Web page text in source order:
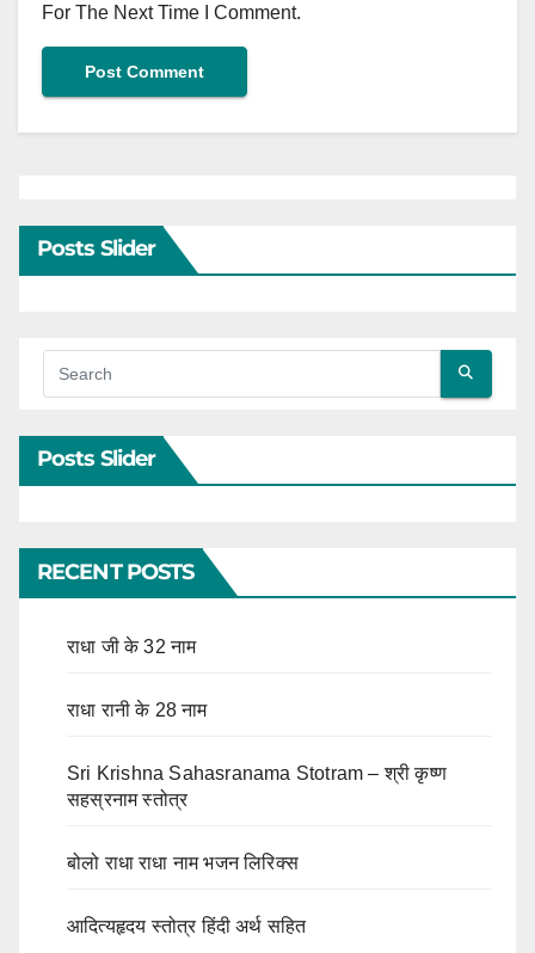
For The Next Time I Comment.
Posts Slider
Posts Slider
RECENT POSTS
राधा जी के 32 नाम
राधा रानी के 28 नाम
Sri Krishna Sahasranama Stotram – श्री कृष्ण
सहस्रनाम स्तोत्र
बोलो राधा राधा नाम भजन लिरिक्स
आदित्यहृदय स्तोत्र हिंदी अर्थ सहित